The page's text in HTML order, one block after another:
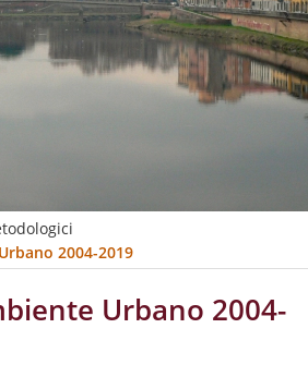
2004-2019
Urbano 2004-